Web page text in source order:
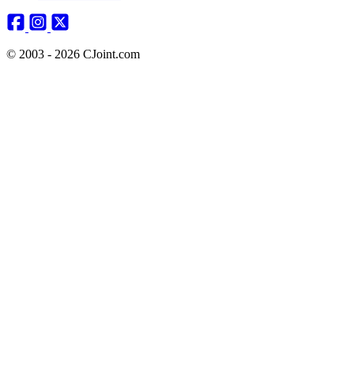
© 2003 - 2026 CJoint.com